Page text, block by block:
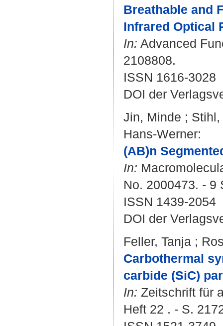
Breathable and
Infrared Optical
In: Advanced
2108808.
ISSN 1616-3028
DOI der
Jin, Minde ;
Hans-Werner:
(AB)n
In:
No. 2000473. - 9
ISSN 1439-2054
DOI der
Feller, Tanja ;
Carbothermal
carbide (SiC)
In: Zeitschrift für
Heft 22 . - S.